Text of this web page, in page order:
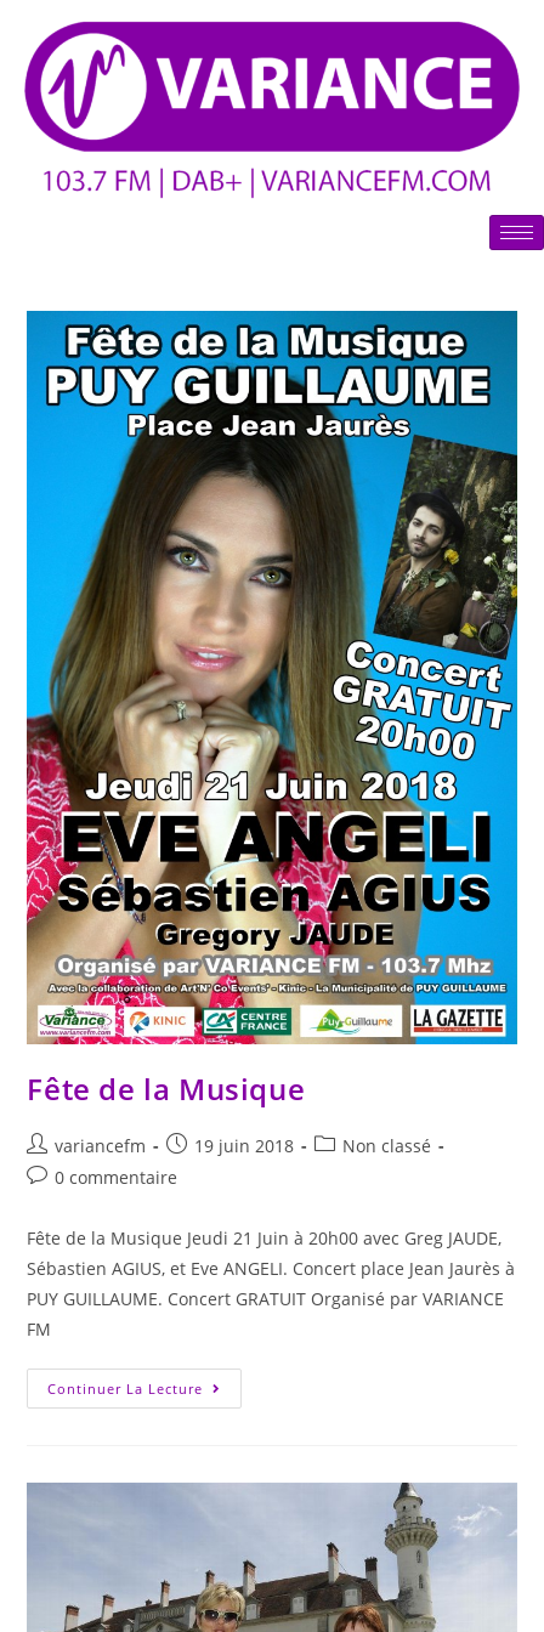
Fête de la Musique
variancefm 19 juin 2018
Non classé
0 commentaire
Fête de la Musique Jeudi 21 Juin à 20h00 avec Greg JAUDE,
Sébastien AGIUS, et Eve ANGELI. Concert place Jean Jaurès à
PUY GUILLAUME. Concert GRATUIT Organisé par VARIANCE
FM
Continuer La Lecture